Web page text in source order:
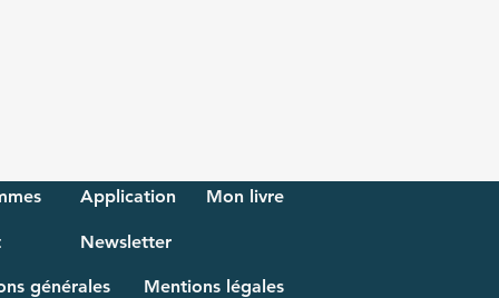
Application Mon livre
Newsletter
générales Mentions légales